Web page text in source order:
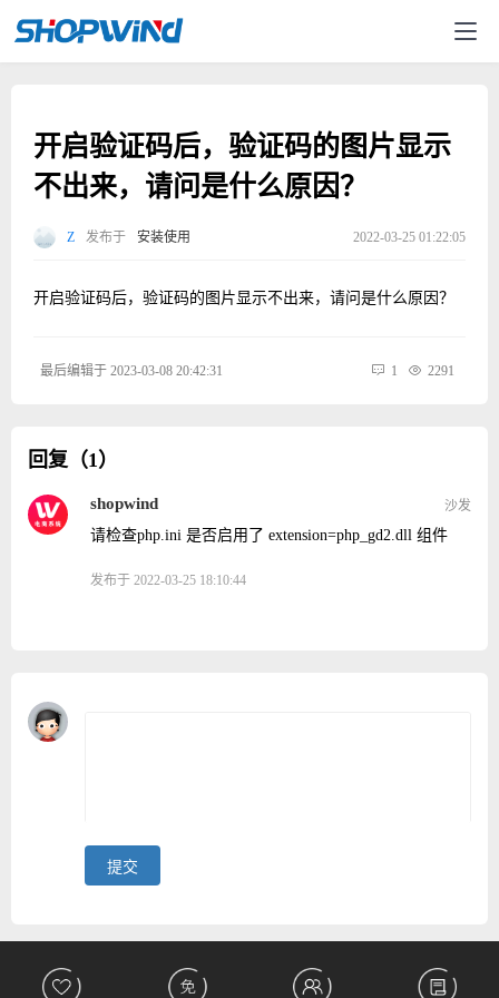
开启验证码后，验证码的图片显示
不出来，请问是什么原因？
Z 发布于 安装使用 2022-03-25 01:22:05
开启验证码后，验证码的图片显示不出来，请问是什么原因？
最后编辑于 2023-03-08 20:42:31 1 2291
回复（1）
沙发
shopwind
请检查php.ini 是否启用了 extension=php_gd2.dll 组件
发布于 2022-03-25 18:10:44